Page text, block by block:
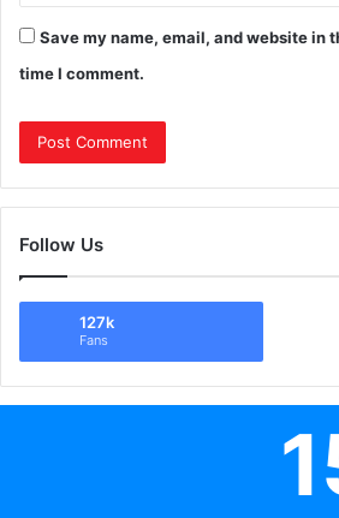
Save my name, email, and website in
time I comment.
Follow Us
127k
Fans